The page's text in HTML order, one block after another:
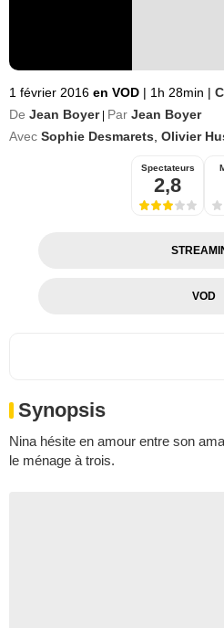
1 février 2016 en VOD | 1h 28min |
De Jean Boyer Par Jean Boyer
Avec Sophie Desmarets Olivier
Spectateurs
2,8
VOD
Synopsis
Nina hésite en amour entre son
le ménage à trois.